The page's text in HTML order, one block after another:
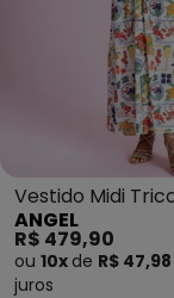
Vestido Midi
Estampado
ANGEL
R$ 479,90
ou 10x de R$ 47,98
juros